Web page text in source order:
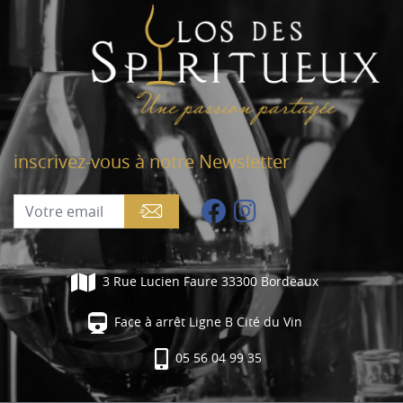
inscrivez-vous à notre Newsletter
3 Rue Lucien Faure 33300 Bordeaux
Face à arrêt Ligne B Cité du Vin
05 56 04 99 35